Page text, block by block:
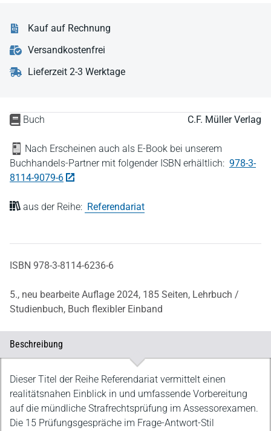
Buch C.F. Müller Verlag
Nach Erscheinen auch als E-Book bei unserem
Buchhandels-Partner mit folgender ISBN erhältlich: 978-3-
8114-9079-6
aus der Reihe: Referendariat
ISBN 978-3-8114-6236-6
5., neu bearbeite Auflage 2024, 185 Seiten, Lehrbuch /
Studienbuch, Buch flexibler Einband
Kauf auf Rechnung
Versandkostenfrei
Lieferzeit 2-3 Werktage
Beschreibung
Beschreibung
Dieser Titel der Reihe Referendariat vermittelt einen
realitätsnahen Einblick in und umfassende Vorbereitung
auf die mündliche Strafrechtsprüfung im Assessorexamen.
Die 15 Prüfungsgespräche im Frage-Antwort-Stil